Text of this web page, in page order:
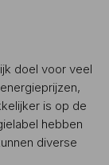
doel voor veel
is op de
hebben
diverse